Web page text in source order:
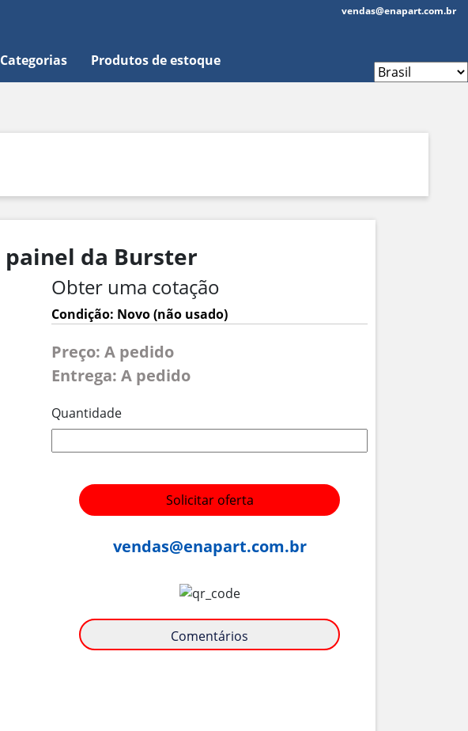
Categorias Produtos de estoque
vendas@enapart.com.br
painel da Burster
Obter uma cotação
Condição: Novo (não usado)
Preço: A pedido
Entrega: A pedido
Quantidade
Solicitar oferta
vendas@enapart.com.br
Comentários